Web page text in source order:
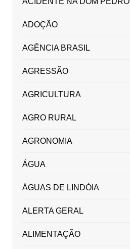
ADOÇÃO
AGÊNCIA BRASIL
AGRESSÃO
AGRICULTURA
AGRO RURAL
AGRONOMIA
ÁGUA
ÁGUAS DE LINDÓIA
ALERTA GERAL
ALIMENTAÇÃO